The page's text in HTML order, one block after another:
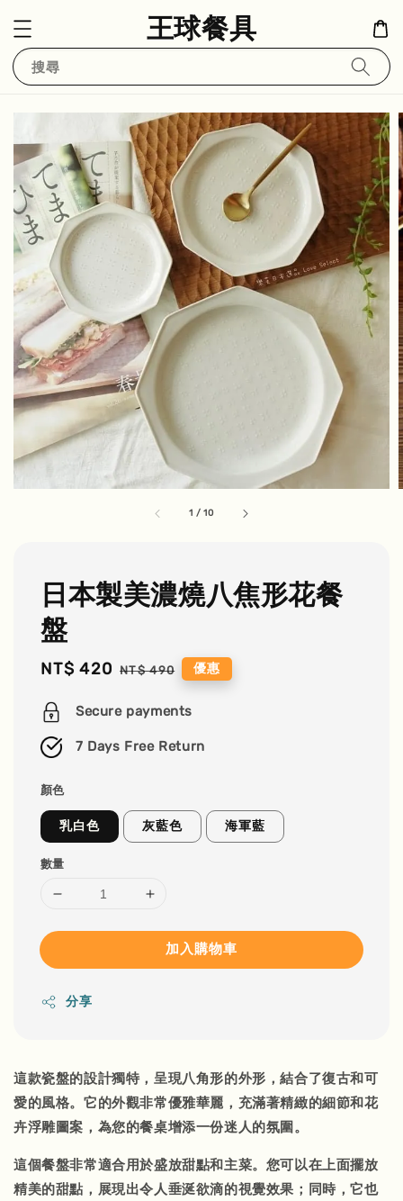
王球餐具
搜尋
1 /10
日本製美濃燒八焦形花餐
盤
Sale
NT$ 420 Regular
NT$ 490 優惠
Secure payments
7 Days Free Return
顏色
乳白色 灰藍色 海軍藍
數量
加入購物車
分享
這款瓷盤的設計獨特，呈現八角形的外形，結合了復古和可
愛的風格。它的外觀非常優雅華麗，充滿著精緻的細節和花
卉浮雕圖案，為您的餐桌增添一份迷人的氛圍。
這個餐盤非常適合用於盛放甜點和主菜。您可以在上面擺放
精美的甜點，展現出令人垂涎欲滴的視覺效果；同時，它也